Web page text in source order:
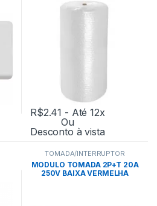
R$2.41 - Até 12x
Ou
Desconto à vista
TOMADA/INTERRUPTOR
MODULO TOMADA 2P+T 20A
250V BAIXA VERMELHA